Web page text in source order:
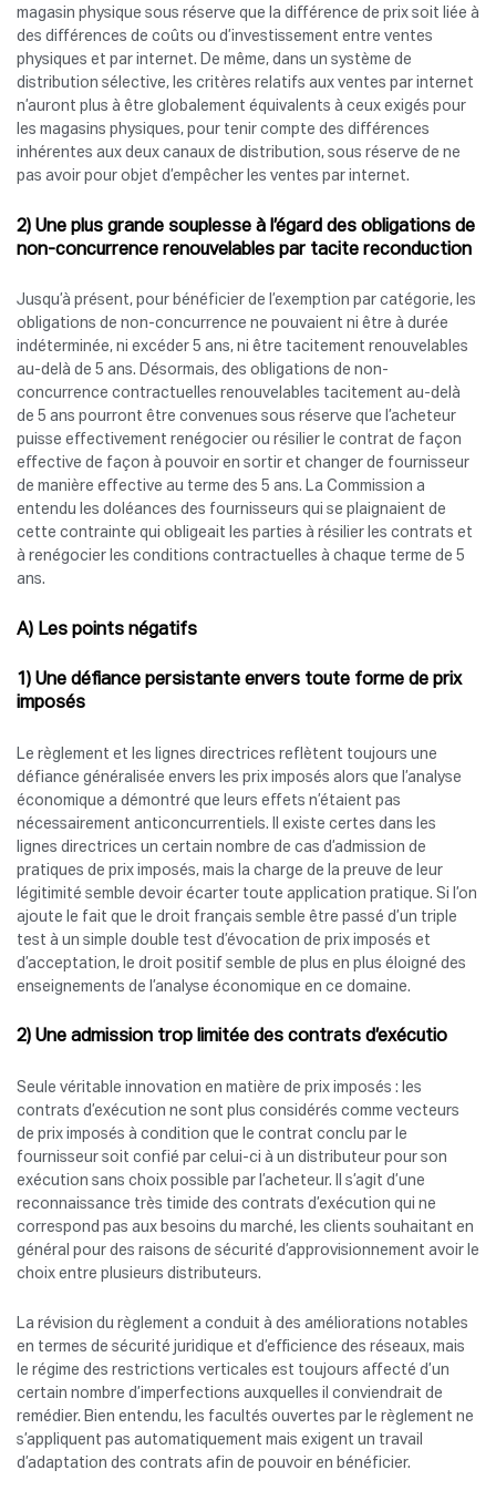
magasin physique sous réserve que la différence de prix soit liée à
des différences de coûts ou d’investissement entre ventes
physiques et par internet. De même, dans un système de
distribution sélective, les critères relatifs aux ventes par internet
n’auront plus à être globalement équivalents à ceux exigés pour
les magasins physiques, pour tenir compte des différences
inhérentes aux deux canaux de distribution, sous réserve de ne
pas avoir pour objet d’empêcher les ventes par internet.
2) Une plus grande souplesse à l’égard des obligations de
non-concurrence renouvelables par tacite reconduction
Jusqu’à présent, pour bénéficier de l’exemption par catégorie, les
obligations de non-concurrence ne pouvaient ni être à durée
indéterminée, ni excéder 5 ans, ni être tacitement renouvelables
au-delà de 5 ans. Désormais, des obligations de non-
concurrence contractuelles renouvelables tacitement au-delà
de 5 ans pourront être convenues sous réserve que l’acheteur
puisse effectivement renégocier ou résilier le contrat de façon
effective de façon à pouvoir en sortir et changer de fournisseur
de manière effective au terme des 5 ans. La Commission a
entendu les doléances des fournisseurs qui se plaignaient de
cette contrainte qui obligeait les parties à résilier les contrats et
à renégocier les conditions contractuelles à chaque terme de 5
ans.
A) Les points négatifs
1) Une défiance persistante envers toute forme de prix
imposés
Le règlement et les lignes directrices reflètent toujours une
défiance généralisée envers les prix imposés alors que l’analyse
économique a démontré que leurs effets n’étaient pas
nécessairement anticoncurrentiels. Il existe certes dans les
lignes directrices un certain nombre de cas d’admission de
pratiques de prix imposés, mais la charge de la preuve de leur
légitimité semble devoir écarter toute application pratique. Si l’on
ajoute le fait que le droit français semble être passé d’un triple
test à un simple double test d’évocation de prix imposés et
d’acceptation, le droit positif semble de plus en plus éloigné des
enseignements de l’analyse économique en ce domaine.
2) Une admission trop limitée des contrats d’exécutio
Seule véritable innovation en matière de prix imposés : les
contrats d’exécution ne sont plus considérés comme vecteurs
de prix imposés à condition que le contrat conclu par le
fournisseur soit confié par celui-ci à un distributeur pour son
exécution sans choix possible par l’acheteur. Il s’agit d’une
reconnaissance très timide des contrats d’exécution qui ne
correspond pas aux besoins du marché, les clients souhaitant en
général pour des raisons de sécurité d’approvisionnement avoir le
choix entre plusieurs distributeurs.
La révision du règlement a conduit à des améliorations notables
en termes de sécurité juridique et d’efficience des réseaux, mais
le régime des restrictions verticales est toujours affecté d’un
certain nombre d’imperfections auxquelles il conviendrait de
remédier. Bien entendu, les facultés ouvertes par le règlement ne
s’appliquent pas automatiquement mais exigent un travail
d’adaptation des contrats afin de pouvoir en bénéficier.